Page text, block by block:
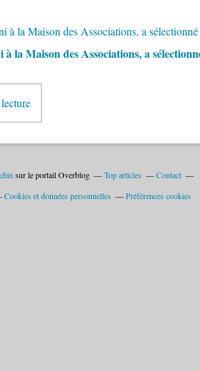
la Maison des Associations, a
sur le portail Overblog Top articles
Contact
Cookies et données personnelles Préférences cookies